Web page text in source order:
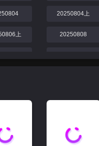
20250804上
上 20250808